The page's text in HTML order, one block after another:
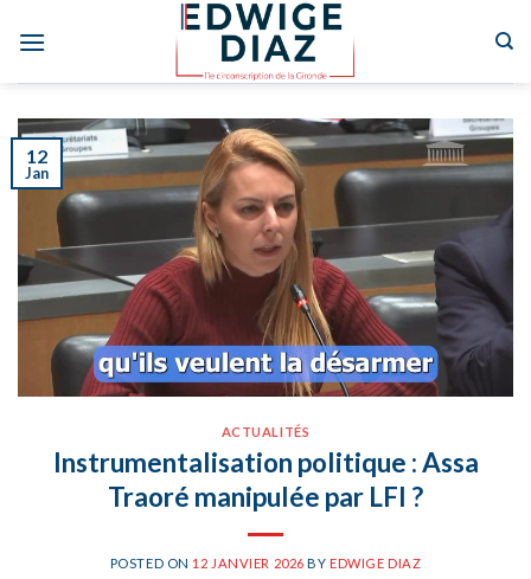
12
Jan
ACTUALITÉS
Instrumentalisation politique : Assa
Traoré manipulée par LFI ?
POSTED ON 12 JANVIER 2026 BYEDWIGE DIAZ